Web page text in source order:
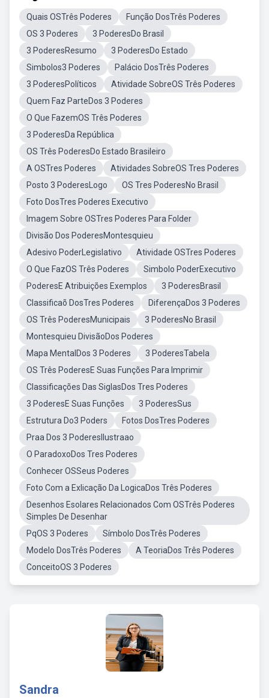
Quais OSTrês Poderes
Função DosTrês Poderes
OS 3 Poderes
3 PoderesDo Brasil
3 PoderesResumo
3 PoderesDo Estado
Simbolos3 Poderes
Palácio DosTrês Poderes
3 PoderesPolíticos
Atividade SobreOS Três Poderes
Quem Faz ParteDos 3 Poderes
O Que FazemOS Três Poderes
3 PoderesDa República
OS Três PoderesDo Estado Brasileiro
A OSTres Poderes
Atividades SobreOS Tres Poderes
Posto 3 PoderesLogo
OS Tres PoderesNo Brasil
Foto DosTres Poderes Executivo
Imagem Sobre OSTres Poderes Para Folder
Divisão Dos PoderesMontesquieu
Adesivo PoderLegislativo
Atividade OSTres Poderes
O Que FazOS Três Poderes
Simbolo PoderExecutivo
PoderesE Atribuições Exemplos
3 PoderesBrasil
Classificaõ DosTres Poderes
DiferençaDos 3 Poderes
OS Três PoderesMunicipais
3 PoderesNo Brasil
Montesquieu DivisãoDos Poderes
Mapa MentalDos 3 Poderes
3 PoderesTabela
OS Três PoderesE Suas Funções Para Imprimir
Classificações Das SiglasDos Tres Poderes
3 PoderesE Suas Funções
3 PoderesSus
Estrutura Do3 Poders
Fotos DosTres Poderes
Praa Dos 3 PoderesIlustraao
O ParadoxoDos Tres Poderes
Conhecer OSSeus Poderes
Foto Com a Exlicação Da LogicaDos Três Poderes
Desenhos Esolares Relacionados Com OSTrês Poderes
Simples De Desenhar
PqOS 3 Poderes
Símbolo DosTrês Poderes
Modelo DosTrês Poderes
A TeoriaDos Três Poderes
ConceitoOS 3 Poderes
Sandra